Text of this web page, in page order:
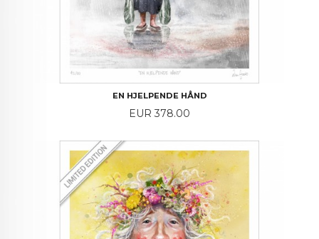
EN HJELPENDE HÅND
Price
EUR 378.00